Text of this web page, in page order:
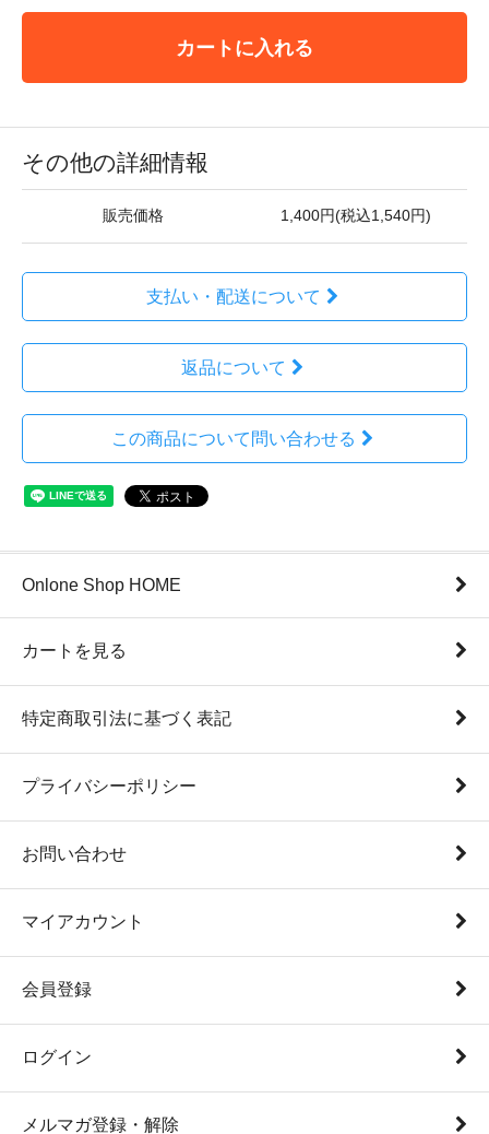
カートに入れる
その他の詳細情報
販売価格 1,400円(税込1,540円)
支払い・配送について
返品について
この商品について問い合わせる
Onlone Shop HOME
カートを見る
特定商取引法に基づく表記
プライバシーポリシー
お問い合わせ
マイアカウント
会員登録
ログイン
メルマガ登録・解除